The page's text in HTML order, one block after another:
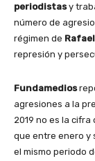
periodistasy
número de
régimen de
represión y
Fundamedios
agresiones a la
2019 no es la cifra
que entre enero y
el mismo periodo